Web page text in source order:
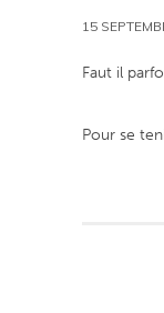
15
Faut il
Pour se